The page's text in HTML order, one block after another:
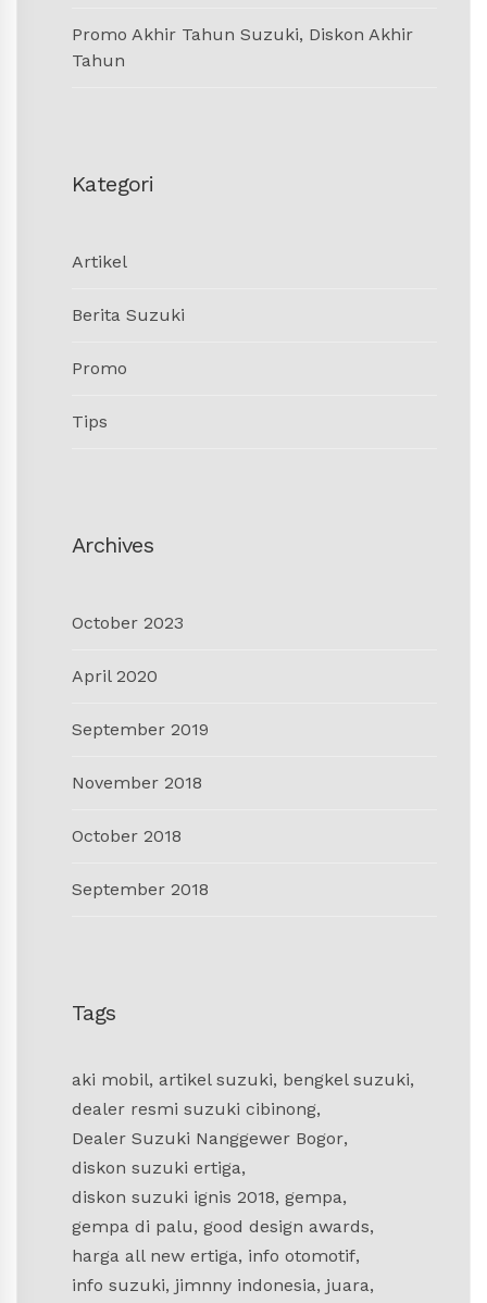
Promo Akhir Tahun Suzuki, Diskon Akhir
Tahun
Kategori
Artikel
Berita Suzuki
Promo
Tips
Archives
October 2023
April 2020
September 2019
November 2018
October 2018
September 2018
Tags
aki mobil, artikel suzuki, bengkel suzuki,
dealer resmi suzuki cibinong,
Dealer Suzuki Nanggewer Bogor,
diskon suzuki ertiga,
diskon suzuki ignis 2018, gempa,
gempa di palu, good design awards,
harga all new ertiga, info otomotif,
info suzuki, jimnny indonesia, juara,